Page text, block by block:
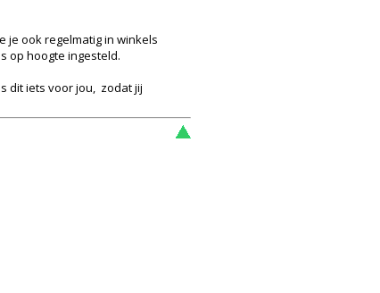
je ook regelmatig in winkels
op hoogte ingesteld.
dit iets voor jou, zodat jij